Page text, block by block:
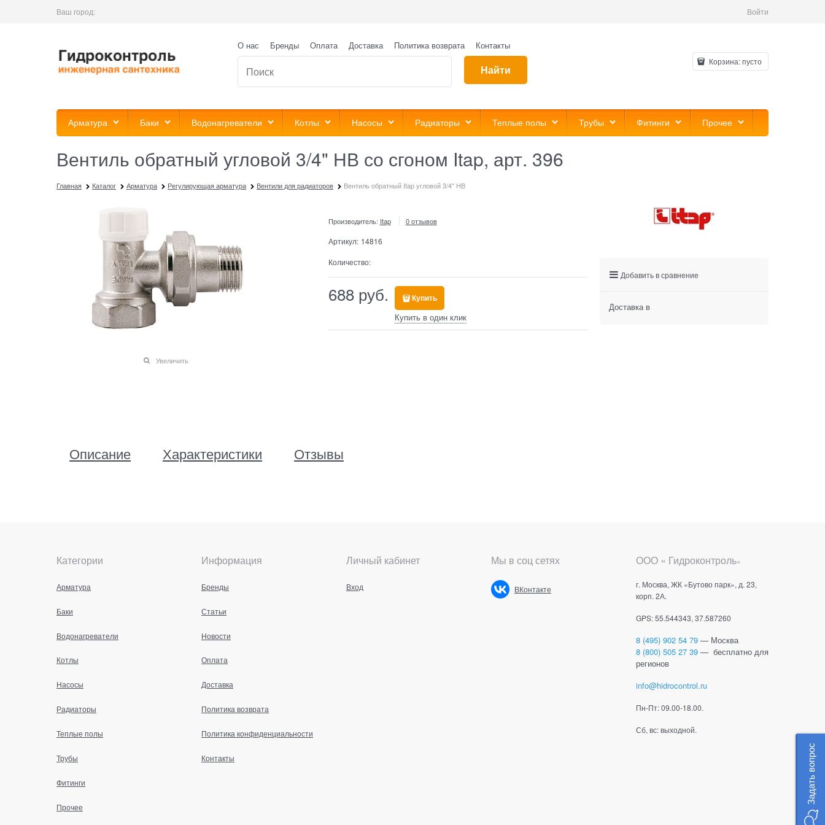
Ваш город: Войти
О нас Бренды Оплата Доставка Политика возврата Контакты
Найти
Корзина:пусто
Арматура Баки Водонагреватели Котлы Насосы Радиаторы Теплые полы Трубы Фитинги Прочее
Вентиль обратный угловой 3/4" НВ со сгоном Itap, арт. 396
Главная Каталог Арматура Регулирующая арматура Вентили для радиаторов Вентиль обратный Itap угловой 3/4" НВ
Увеличить
Производитель: Itap 0 отзывов
Артикул: 14816
Количество:
688 руб. Купить
Купить в один клик
Описание Характеристики Отзывы
Добавить в сравнение
Доставка в
Категории
Арматура
Баки
Водонагреватели
Котлы
Насосы
Радиаторы
Теплые полы
Трубы
Фитинги
Прочее
Информация
Бренды
Статьи
Новости
Оплата
Доставка
Политика возврата
Политика конфиденциальности
Контакты
Личный кабинет
Вход
Мы в соц сетях
ВКонтакте
ООО « Гидроконтроль»
г. Москва, ЖК «Бутово парк», д. 23,
корп. 2А.
GPS: 55.544343, 37.587260
8 (495) 902 54 79 — Москва
8 (800) 505 27 39 — бесплатно для
регионов
info@hidrocontrol.ru
Пн-Пт: 09.00-18.00.
Сб, вс: выходной.
Задать вопрос